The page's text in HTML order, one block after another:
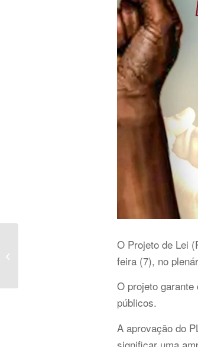
O Projeto de Lei
feira (7), no
O projeto
públicos.
A aprovação do